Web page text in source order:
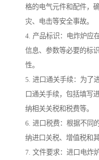
格的电气元件和配件，
灾、电击等安全事故。
4. 产品标识：电炸炉应
信息、参数等必要的标
性。
5. 进口通关手续：为了
口通关手续，包括填写
纳相关关税和税费等。
6. 进口税费：根据不同
纳进口关税、增值税和
7. 文件要求：进口电炸